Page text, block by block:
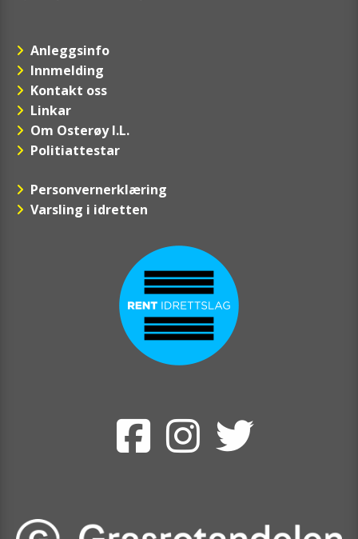
Anleggsinfo
Innmelding
Kontakt oss
Linkar
Om Osterøy I.L.
Politiattestar
Personvernerklæring
Varsling i idretten